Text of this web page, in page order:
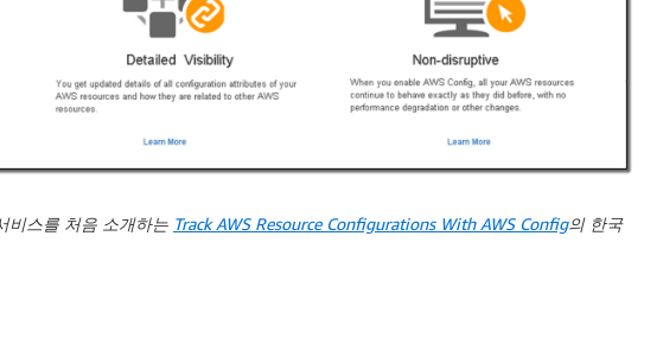
비스를 처음 소개하는 Track AWS Resource Configurations With AWS Config의 한국